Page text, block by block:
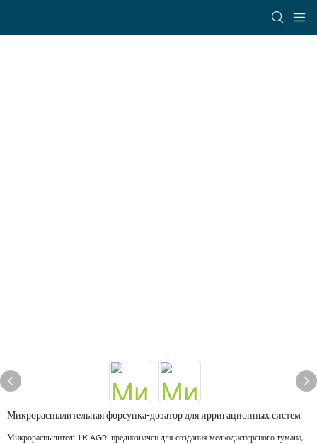
Микрораспылительная форсунка-дозатор для ирригационных систем
Микрораспылитель LK AGRI предназначен для создания мелкодисперсного тумана,